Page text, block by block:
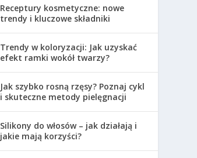
Receptury kosmetyczne: nowe
trendy i kluczowe składniki
Trendy w koloryzacji: Jak uzyskać
efekt ramki wokół twarzy?
Jak szybko rosną rzęsy? Poznaj cykl
i skuteczne metody pielęgnacji
Silikony do włosów – jak działają i
jakie mają korzyści?